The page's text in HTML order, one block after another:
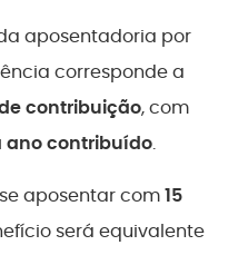
aposentadoria por
corresponde a
contribuição, com
ano contribuído.
aposentar com15
será equivalente